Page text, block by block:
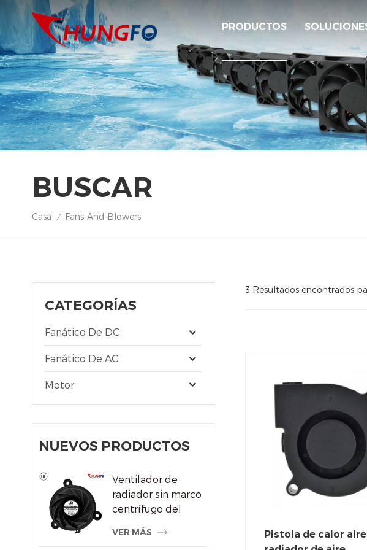
PRODUCTOS
BUSCAR
Casa / Fans-And-Blowers
CATEGORÍAS
Fanático De DC
Fanático De AC
Motor
NUEVOS PRODUCTOS
Ventilador de
radiador sin marco
centrífugo del
refrigeración por
VER MÁS
3 Resultados encontrados
Pistola de calor aire